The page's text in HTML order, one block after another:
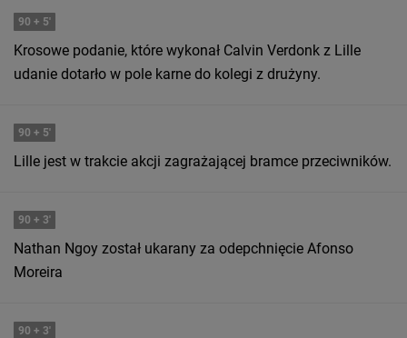
90 + 5'
Krosowe podanie, które wykonał Calvin Verdonk z Lille
udanie dotarło w pole karne do kolegi z drużyny.
90 + 5'
Lille jest w trakcie akcji zagrażającej bramce przeciwników.
90 + 3'
Nathan Ngoy został ukarany za odepchnięcie Afonso
Moreira
90 + 3'